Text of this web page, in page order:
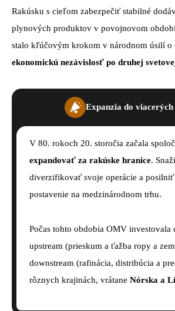
Rakúsku s cieľom zabezpečiť stabilné
plynových produktov v povojnovom
stalo kľúčovým krokom v národnom úsilí o
ekonomickú nezávislosť po druhej
Expanzia do viacerých
V 80. rokoch 20. storočia začala
expandovať za rakúske hranice.
diverzifikovať svoje operácie a posilniť
postavenie na medzinárodnom trhu.
Počas tohto obdobia OMV investovala
upstream (prieskum a ťažba ropy a
downstream (rafinácia, distribúcia a
rôznych krajinách, vrátane Nórska a